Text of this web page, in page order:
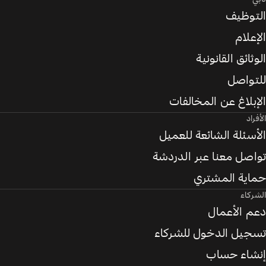
التوظيف
الإعلام
الوثائق القانونية
للتواصل
الإبلاغ عن المخالفات
الأفراد
الأسئلة الشائعة للعميل
تواصل معنا عبر الدردشة
حماية المشتري
الشركاء
دعم الأعمال
تسجيل الدخول للشركاء
إنشاء حساب